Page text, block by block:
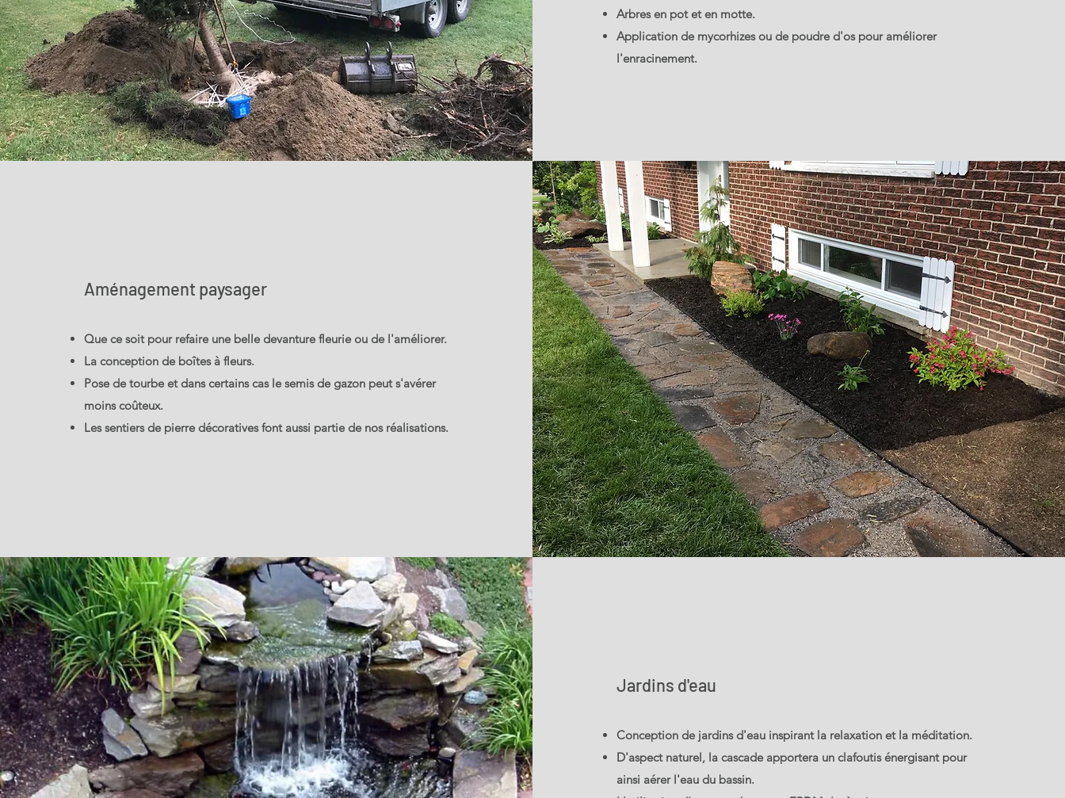
Arbres en pot et en motte.
Application de mycorhizes ou de poudre d'os pour améliorer
l'enracinement.
Aménagement paysager
Que ce soit pour refaire une belle devanture fleurie ou de l'améliorer.
La conception de boîtes à fleurs.
Pose de tourbe et dans certains cas le semis de gazon peut s'avérer
moins coûteux.
Les sentiers de pierre décoratives font aussi partie de nos réalisations.
Jardins d'eau
Conception de jardins d'eau inspirant la relaxation et la méditation.
D'aspect naturel, la cascade apportera un clafoutis énergisant pour
ainsi aérer l'eau du bassin.